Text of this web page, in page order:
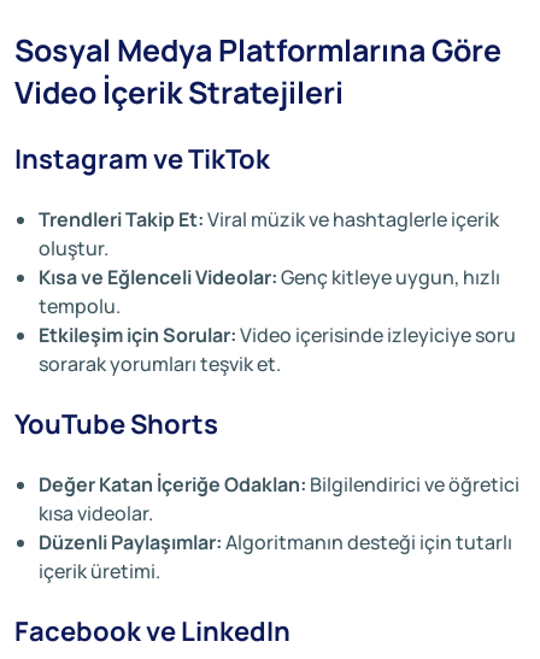
Sosyal Medya Platformlarına Göre
Video İçerik Stratejileri
Instagram ve TikTok
Trendleri Takip Et:Viral müzik ve hashtaglerle içerik
oluştur.
Kısa ve Eğlenceli Videolar:Genç kitleye uygun, hızlı
tempolu.
Etkileşim için Sorular:Video içerisinde izleyiciye soru
sorarak yorumları teşvik et.
YouTube Shorts
Değer Katan İçeriğe Odaklan: Bilgilendirici ve öğretici
kısa videolar.
Düzenli Paylaşımlar:Algoritmanın desteği için tutarlı
içerik üretimi.
Facebook ve LinkedIn